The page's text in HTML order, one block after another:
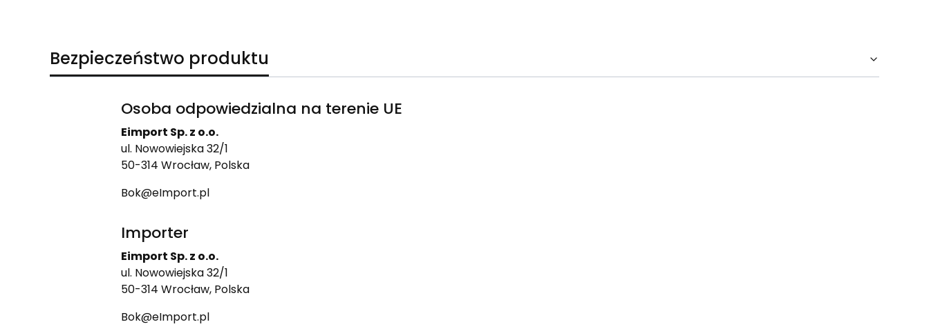
Bezpieczeństwo produktu
Osoba odpowiedzialna na terenie UE
Eimport Sp. z o.o.
ul. Nowowiejska 32/1
50-314 Wrocław, Polska
Bok@eImport.pl
Importer
Eimport Sp. z o.o.
ul. Nowowiejska 32/1
50-314 Wrocław, Polska
Bok@eImport.pl